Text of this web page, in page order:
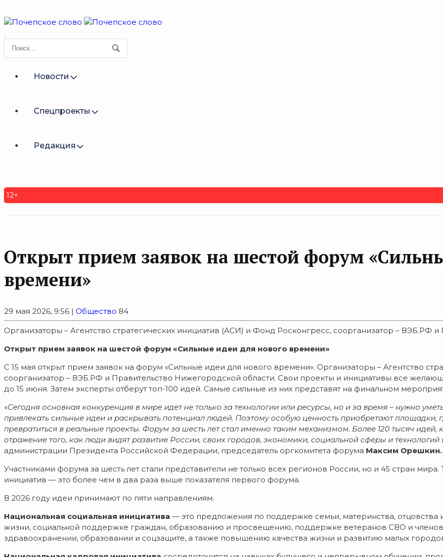
Новости
Спецпроекты
Редакция
12+
Открыт прием заявок на шестой форум
времени»
29 мая 2026, 9:56 | Общество 84
Организаторы – Агентство стратегических инициатив (АСИ) и Фонд Росконгресс, соорганизатор – ВЭБ.РФ
Открыт прием заявок на шестой форум «Сильные идеи для нового времени»
С 15 мая открыт прием заявок на форум «Сильные идеи для нового времени». Организаторы – Агентство
соорганизатор – ВЭБ.РФ и Правительство Нижегородской области. Свои проекты и инициативы все
до 15 июня. Затем эксперты отберут топ-100 идей. Самые сильные из них представят на финальном
«Сегодня основная конкуренция в мире идет не только за технологии или ресурсы, но и за время – нужно
привлекать сильные идеи и раскрывать потенциал людей. Поэтому особую ценность приобретают площадки,
превратиться в реальные проекты. Форум за шесть лет стал именно таким механизмом. Более 120 тысяч идей,
отражение того, как люди видят развитие России, своих городов, экономики, социальной сферы и технологий
администрации Президента Российской Федерации, председатель оргкомитета форума Максим Орешкин.
Участниками форума за шесть лет стали представители не только всех регионов России, но и 45 стран
инициатив — это более чем в два раза выше показателя первого форума.
В 2026 году идеи принимают по пяти направлениям.
Национальная социальная инициатива — это предложения по поддержке семьи, материнства, отцовства
жизни, социальной поддержке граждан, образованию и просвещению, поддержке ветеранов СВО и
здравоохранении, образовании и соцзащите, а также повышению качества жизни и развитию малых